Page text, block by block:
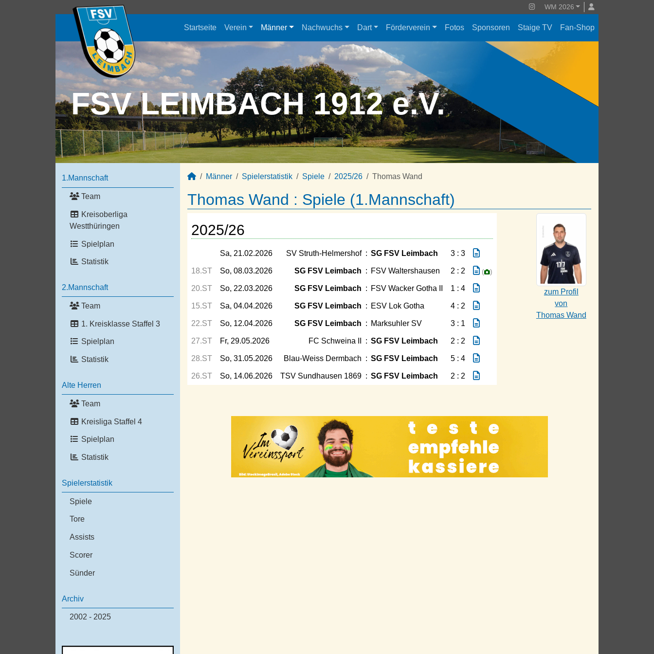
WM 2026
Startseite Verein Männer Nachwuchs Dart Förderverein Fotos Sponsoren Staige TV Fan-Shop
FSV LEIMBACH 1912 e.V.
1.Mannschaft
Team
Kreisoberliga
Westthüringen
Spielplan
Statistik
2.Mannschaft
Team
1. Kreisklasse Staffel 3
Spielplan
Statistik
Alte Herren
Team
Kreisliga Staffel 4
Spielplan
Statistik
Spielerstatistik
Spiele
Tore
Assists
Scorer
Sünder
Archiv
2002 - 2025
Männer Spielerstatistik Spiele 2025/26 Thomas Wand
Thomas Wand : Spiele (1.Mannschaft)
zum Profil
von
Thomas Wand
2025/26
Sa, 21.02.2026 SV Struth-Helmershof : SG FSV Leimbach 3 : 3
18.ST So, 08.03.2026 SG FSV Leimbach : FSV Waltershausen 2 : 2 ( )
20.ST So, 22.03.2026 SG FSV Leimbach : FSV Wacker Gotha II 1 : 4
15.ST Sa, 04.04.2026 SG FSV Leimbach : ESV Lok Gotha 4 : 2
22.ST So, 12.04.2026 SG FSV Leimbach : Marksuhler SV 3 : 1
27.ST Fr, 29.05.2026 FC Schweina II : SG FSV Leimbach 2 : 2
28.ST So, 31.05.2026 Blau-Weiss Dermbach : SG FSV Leimbach 5 : 4
26.ST So, 14.06.2026 TSV Sundhausen 1869 : SG FSV Leimbach 2 : 2